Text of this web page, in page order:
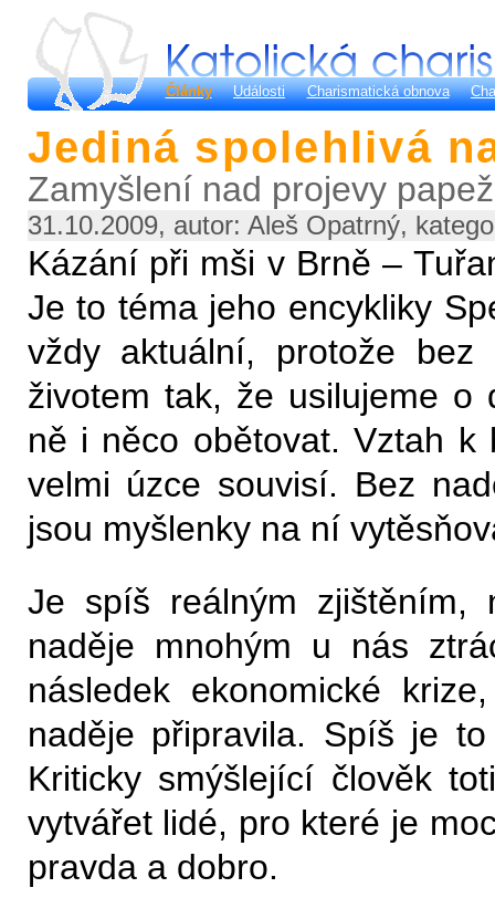
Články Události Charismatická obnova
Jediná spolehlivá
Zamyšlení nad projevy
31.10.2009, autor: Aleš Opatrný,
Kázání při mši v Brně –
Je to téma jeho encykliky
vždy aktuální, protože
životem tak, že usilujeme o
ně i něco obětovat. Vztah
velmi úzce souvisí. Bez
jsou myšlenky na ní
Je spíš reálným zjištěním,
naděje mnohým u nás
následek ekonomické
naděje připravila. Spíš je
Kriticky smýšlející člověk
vytvářet lidé, pro které je
pravda a dobro.